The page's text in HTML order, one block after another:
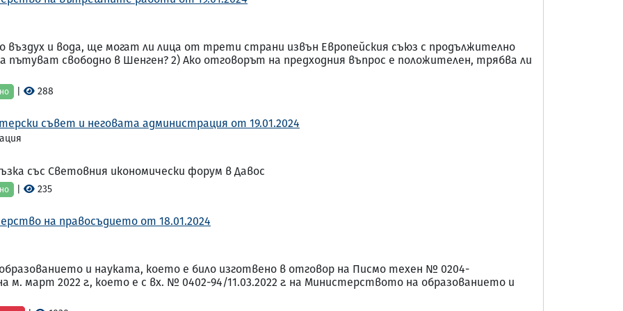
въздух и вода, ще могат ли лица от трети страни извън Европейския съюз с продължително
пътуват свободно в Шенген? 2) Ако отговорът на предходния въпрос е положителен, трябва ли
288
съвет и неговата администрация от 19.01.2024
със Световния икономически форум в Давос
235
на правосъдието от 18.01.2024
и науката, което е било изготвено в отговор на Писмо техен № 0204-
м. март 2022 г., което е с вх. № 0402-94/11.03.2022 г. на Министерството на образованието и